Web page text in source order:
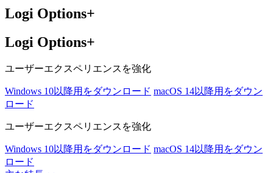
Logi Options+
Logi Options+
ユーザーエクスペリエンスを強化
Windows 10以降用をダウンロード macOS 14以降用をダウン
ロード
ユーザーエクスペリエンスを強化
Windows 10以降用をダウンロード macOS 14以降用をダウン
ロード